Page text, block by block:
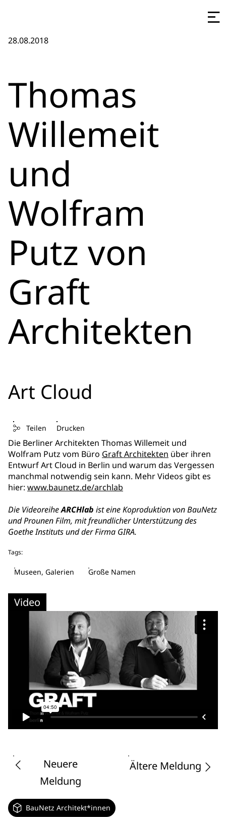
28.08.2018
Thomas
Willemeit
und
Wolfram
Putz von
Graft
Architekten
Art Cloud
Teilen Drucken
Die Berliner Architekten Thomas Willemeit und
Wolfram Putz vom Büro Graft Architekten über ihren
Entwurf Art Cloud in Berlin und warum das Vergessen
manchmal notwendig sein kann. Mehr Videos gibt es
hier: www.baunetz.de/archlab
Die VideoreiheARCHlab ist eine Koproduktion von BauNetz
und Prounen Film, mit freundlicher Unterstützung des
Goethe Instituts und der Firma GIRA.
Tags:
Museen, Galerien Große Namen
Video
Neuere
Meldung
Ältere Meldung
BauNetz Architekt*innen